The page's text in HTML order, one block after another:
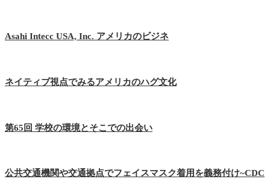
Asahi Intecc USA, Inc. アメリカのビジネ
ネイティブ視点でみるアメリカのハグ文化
第65回 学校の環境とそこでの出会い
公共交通機関や交通拠点でフェイスマスク着用を義務付け~CDC